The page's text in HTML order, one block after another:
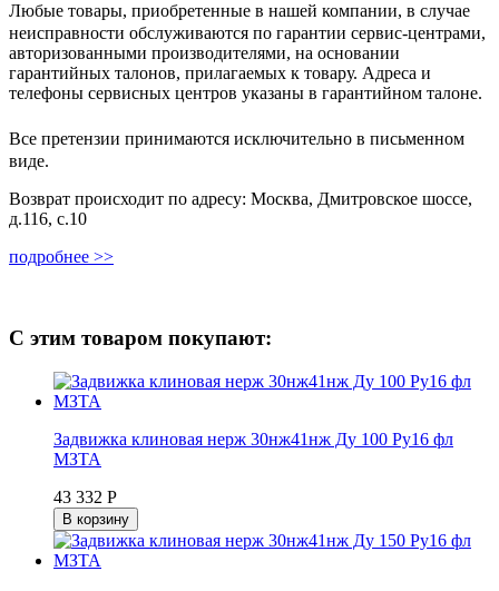
Любые товары, приобретенные в нашей компании, в случае
неисправности обслуживаются по гарантии сервис-центрами,
авторизованными производителями, на основании
гарантийных талонов, прилагаемых к товару. Адреса и
телефоны сервисных центров указаны в гарантийном талоне.
Все претензии принимаются исключительно в письменном
виде.
Возврат происходит по адресу: Москва, Дмитровское шоссе,
д.116, с.10
подробнее >>
С этим товаром покупают:
Задвижка клиновая нерж 30нж41нж Ду 100 Ру16 фл
МЗТА
43 332 Р
В корзину